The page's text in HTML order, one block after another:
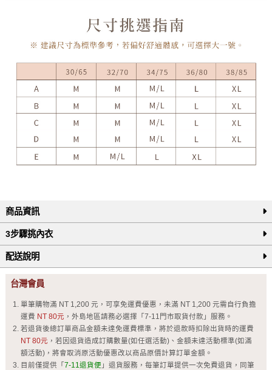
商品資訊
3步驟挑內衣
配送說明
台灣會員
單筆購物滿 NT 1,200 元，可享免運費優惠，未滿 NT 1,200 元需自行負擔
運費 NT 80元 ，外島地區請務必選擇「7-11門市取貨付款」服務。
若退貨後總訂單商品金額未達免運費標準，將於退款時扣除出貨時的運費
NT 80元 ，若因退貨造成訂購數量(如任選活動)、金額未達活動標準(如滿
額活動)，將會取消原活動優惠改以商品原價計算訂單金額。
目前僅提供「 7-11退貨便 」退貨服務，每筆訂單提供一次免費退貨，同筆